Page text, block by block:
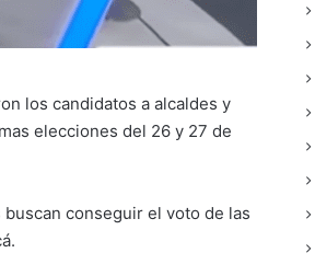
los candidatos a alcaldes y
elecciones del 26 y 27 de
conseguir el voto de las